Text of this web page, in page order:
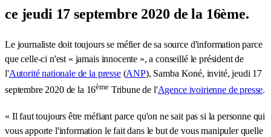
ce jeudi 17 septembre 2020 de la 16ème.
Le journaliste doit toujours se méfier de sa source d'information parce
que celle-ci n'est « jamais innocente », a conseillé le président de
l'Autorité nationale de la presse(ANP), Samba Koné, invité, jeudi 17
septembre 2020 de la 16èmeTribune de l'Agence ivoirienne de presse.
« Il faut toujours être méfiant parce qu'on ne sait pas si la personne qui
vous apporte l'information le fait dans le but de vous manipuler quelle